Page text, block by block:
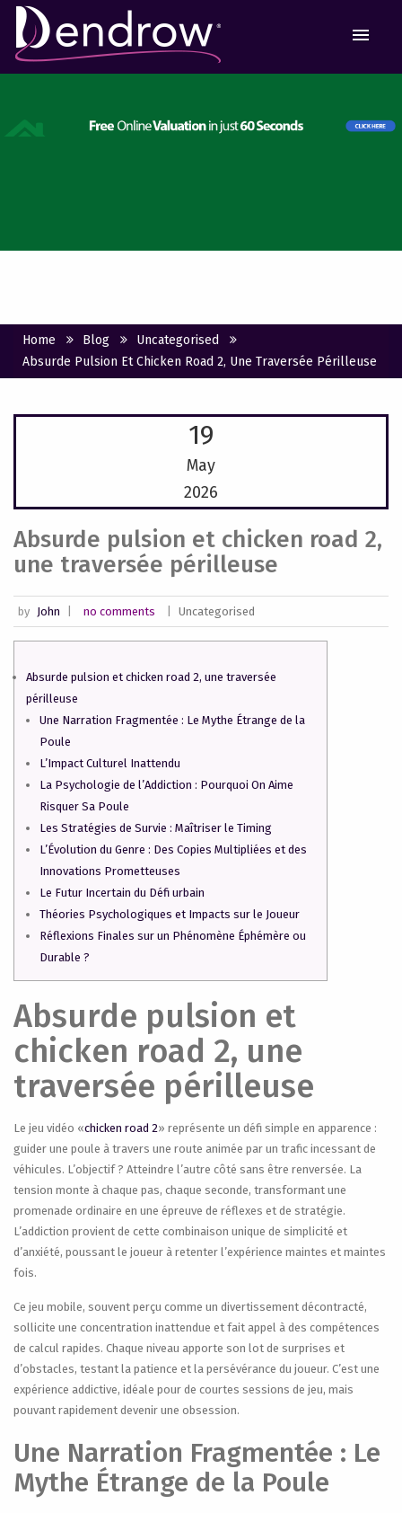
Home Blog
Uncategorised
Absurde Pulsion Et Chicken Road 2, Une Traversée Périlleuse
19
May
2026
Absurde pulsion et chicken road 2,
une traversée périlleuse
by John no comments Uncategorised
Absurde pulsion et chicken road 2, une traversée
périlleuse
Une Narration Fragmentée : Le Mythe Étrange de la
Poule
L’Impact Culturel Inattendu
La Psychologie de l’Addiction : Pourquoi On Aime
Risquer Sa Poule
Les Stratégies de Survie : Maîtriser le Timing
L’Évolution du Genre : Des Copies Multipliées et des
Innovations Prometteuses
Le Futur Incertain du Défi urbain
Théories Psychologiques et Impacts sur le Joueur
Réflexions Finales sur un Phénomène Éphémère ou
Durable ?
Absurde pulsion et
chicken road 2, une
traversée périlleuse
Le jeu vidéo «chicken road 2» représente un défi simple en apparence :
guider une poule à travers une route animée par un trafic incessant de
véhicules. L’objectif ? Atteindre l’autre côté sans être renversée. La
tension monte à chaque pas, chaque seconde, transformant une
promenade ordinaire en une épreuve de réflexes et de stratégie.
L’addiction provient de cette combinaison unique de simplicité et
d’anxiété, poussant le joueur à retenter l’expérience maintes et maintes
fois.
Ce jeu mobile, souvent perçu comme un divertissement décontracté,
sollicite une concentration inattendue et fait appel à des compétences
de calcul rapides. Chaque niveau apporte son lot de surprises et
d’obstacles, testant la patience et la persévérance du joueur. C’est une
expérience addictive, idéale pour de courtes sessions de jeu, mais
pouvant rapidement devenir une obsession.
Une Narration Fragmentée : Le
Mythe Étrange de la Poule